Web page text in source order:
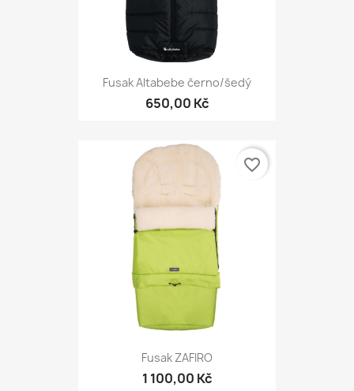
Fusak Altabebe černo/šedý
650,00 Kč
Fusak ZAFIRO
1 100,00 Kč
favorite_border